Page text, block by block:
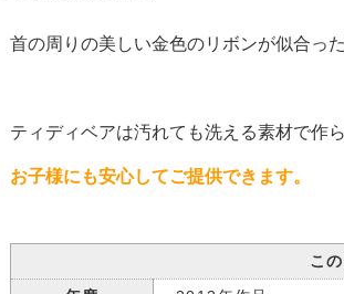
首の周りの美しい金色のリボンが似合っ
ティディベアは汚れても洗える素材で作
お子様にも安心してご提供できます。
こ